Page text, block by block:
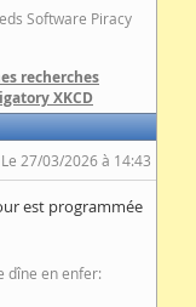
Software Piracy
recherches
XKCD
Le 27/03/2026 à 14:43
est programmée
dîne en enfer: